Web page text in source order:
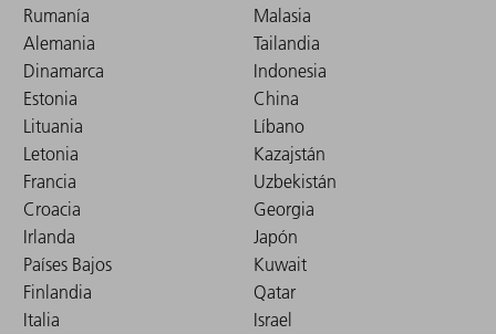
Rumanía
Alemania
Dinamarca
Estonia
Lituania
Letonia
Francia
Croacia
Irlanda
Países Bajos
Finlandia
Italia
Malasia
Tailandia
Indonesia
China
Líbano
Kazajstán
Uzbekistán
Georgia
Japón
Kuwait
Qatar
Israel